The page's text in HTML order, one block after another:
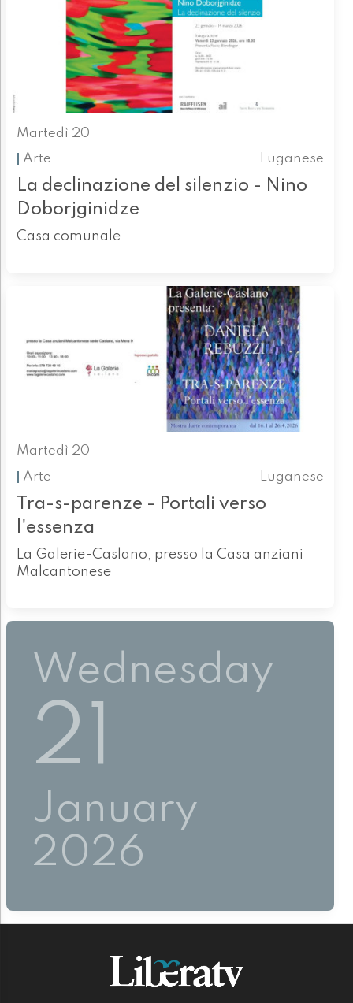
Martedì 20
Arte
Luganese
La declinazione del silenzio - Nino
Doborjginidze
Casa comunale
Martedì 20
Arte
Luganese
Tra-s-parenze - Portali verso
l'essenza
La Galerie-Caslano, presso la Casa anziani
Malcantonese
Wednesday
21
January
2026